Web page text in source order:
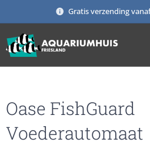
Gratis verzending
Oase FishGuard
Voederautomaat